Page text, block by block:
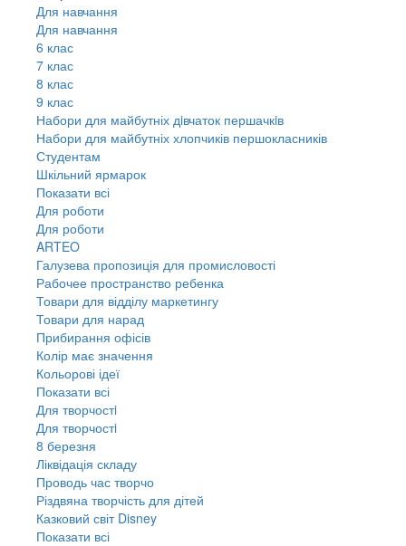
Для навчання
Для навчання
6 клас
7 клас
8 клас
9 клас
Набори для майбутніх дiвчаток першачкiв
Набори для майбутніх хлопчиків першокласників
Студентам
Шкільний ярмарок
Показати всі
Для роботи
Для роботи
ARTEO
Галузева пропозиція для промисловості
Рабочее пространство ребенка
Товари для відділу маркетингу
Товари для нарад
Прибирання офісів
Колір має значення
Кольорові ідеї
Показати всі
Для творчостi
Для творчостi
8 березня
Ліквідація складу
Проводь час творчо
Різдвяна творчість для дітей
Казковий світ Disney
Показати всі